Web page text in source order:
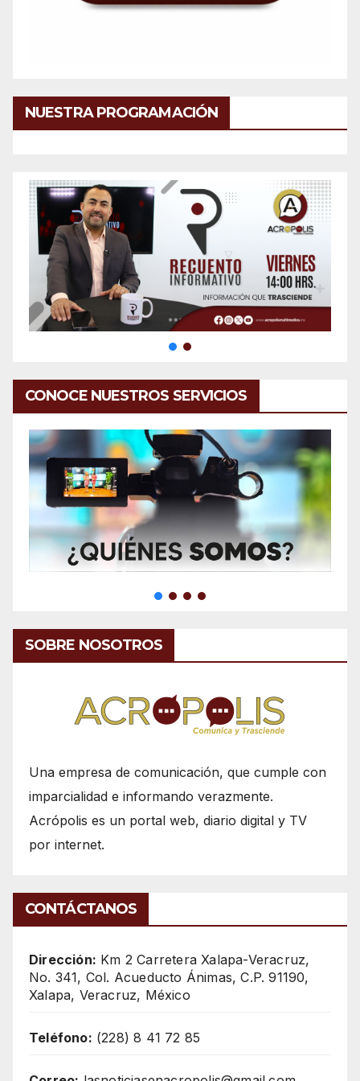
NUESTRA PROGRAMACIÓN
CONOCE NUESTROS SERVICIOS
SOBRE NOSOTROS
Una empresa de comunicación, que cumple con
imparcialidad e informando verazmente.
Acrópolis es un portal web, diario digital y TV
por internet.
CONTÁCTANOS
Dirección: Km 2 Carretera Xalapa-Veracruz,
No. 341, Col. Acueducto Ánimas, C.P. 91190,
Xalapa, Veracruz, México
Teléfono: (228) 8 41 72 85